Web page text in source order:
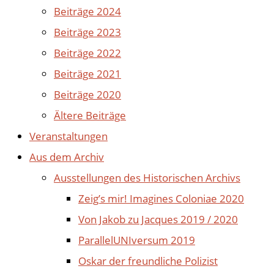
Beiträge 2024
Beiträge 2023
Beiträge 2022
Beiträge 2021
Beiträge 2020
Ältere Beiträge
Veranstaltungen
Aus dem Archiv
Ausstellungen des Historischen Archivs
Zeig’s mir! Imagines Coloniae 2020
Von Jakob zu Jacques 2019 / 2020
ParallelUNIversum 2019
Oskar der freundliche Polizist